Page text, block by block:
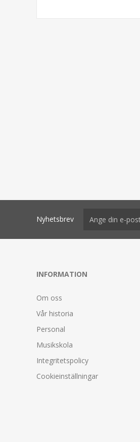
Nyhetsbrev
INFORMATION
Om oss
Vår historia
Personal
Musikskola
Integritetspolicy
Cookieinställningar